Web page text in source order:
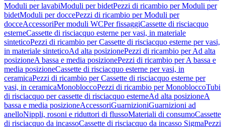
Moduli per lavabiModuli per bidetPezzi di ricambio per Moduli per
bidetModuli per doccePezzi di ricambio per Moduli per
docceAccessoriPer moduli WCPer fissaggiCassette di risciacquo
esterneCassette di risciacquo esterne per vasi, in materiale
sinteticoPezzi di ricambio per Cassette di risciacquo esterne per vasi,
in materiale sinteticoAd alta posizionePezzi di ricambio per Ad alta
posizioneA bassa e media posizionePezzi di ricambio per A bassa e
media posizioneCassette di risciacquo esterne per vasi, in
ceramicaPezzi di ricambio per Cassette di risciacquo esterne per
vasi, in ceramicaMonobloccoPezzi di ricambio per MonobloccoTubi
di risciacquo per cassette di risciacquo esterneAd alta posizioneA
bassa e media posizioneAccessoriGuarnizioniGuarnizioni ad
anelloNippli, rosoni e riduttori di flussoMateriali di consumoCassette
di risciacquo da incassoCassette di risciacquo da incasso SigmaPezzi